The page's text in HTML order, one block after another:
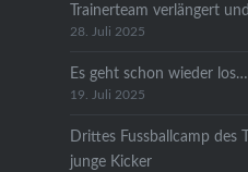
Trainerteam verlängert
28. Juli 2025
Es geht schon wieder
19. Juli 2025
Drittes Fussballcamp des
junge Kicker